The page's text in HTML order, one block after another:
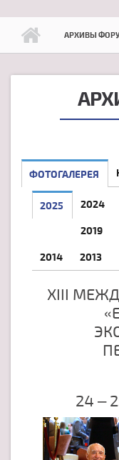
АРХИВЫ
ФОТОГАЛЕРЕЯ
2025 2024
2019
2014 2013
XIII
24 –